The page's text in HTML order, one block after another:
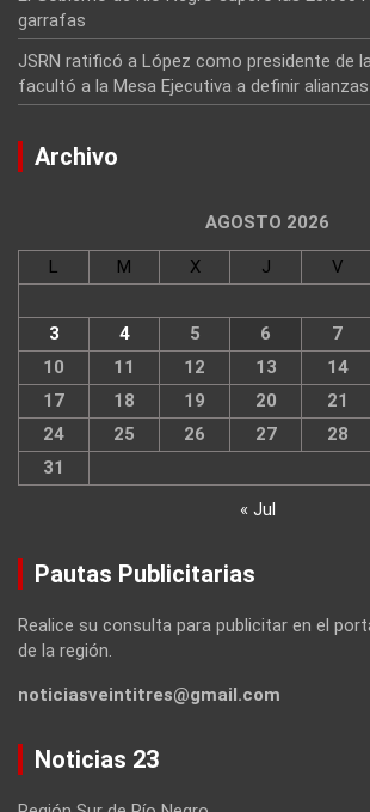
garrafas
JSRN ratificó a López como presidente de
facultó a la Mesa Ejecutiva a definir alianzas
Archivo
AGOSTO 2026
L M X J V
3
4 5 6 7
10
11 12 13 14
17
18 19 20 21
24
25 26 27 28
31
« Jul
Pautas Publicitarias
Realice su consulta para publicitar en el
de la región.
noticiasveintitres@gmail.com
Noticias 23